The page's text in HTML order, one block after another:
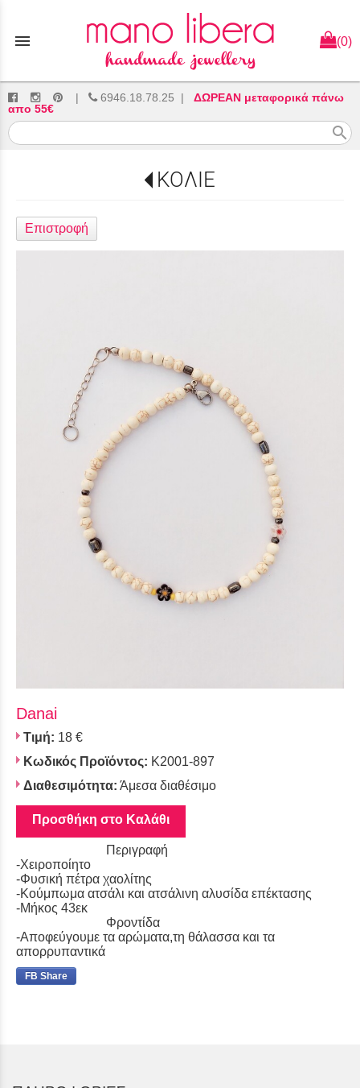
menu (0)
| 6946.18.78.25 | ΔΩΡΕΑΝ μεταφορικά πάνω
απο 55€
search
ΚΟΛΙΕ
Επιστροφή
Danai
Τιμή: 18 €
Κωδικός Προϊόντος: K2001-897
Διαθεσιμότητα: Άμεσα διαθέσιμο
Προσθήκη στο Καλάθι
Περιγραφή
-Χειροποίητο
-Φυσική πέτρα χαολίτης
-Κούμπωμα ατσάλι και ατσάλινη αλυσίδα επέκτασης
-Μήκος 43εκ
Φροντίδα
-Αποφεύγουμε τα αρώματα,τη θάλασσα και τα
απορρυπαντικά
FB Share